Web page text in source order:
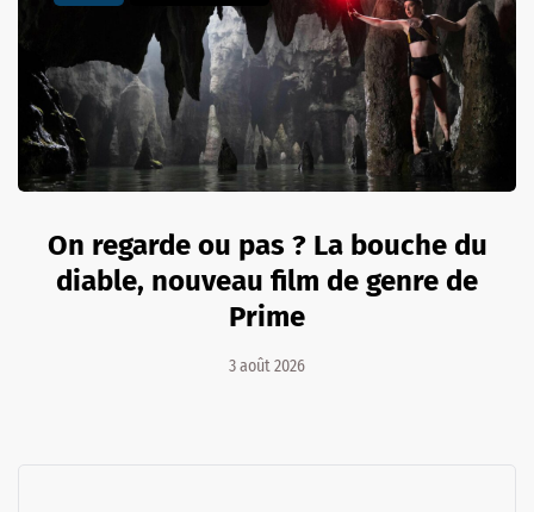
On regarde ou pas ? La bouche du
diable, nouveau film de genre de
Prime
3 août 2026